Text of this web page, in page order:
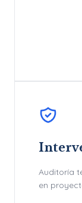
Auditoría
en